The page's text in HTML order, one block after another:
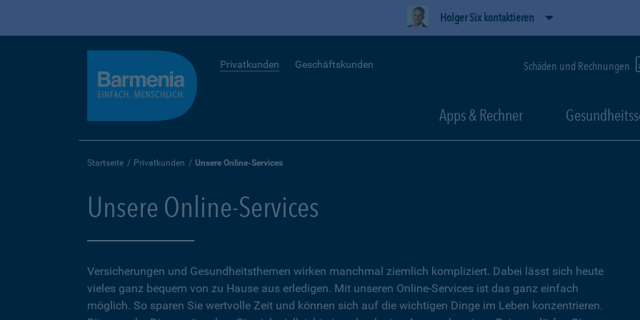
Holger Six kontaktieren
Privatkunden Geschäftskunden Schäden und Rechnungen
Apps & Rechner
Startseite Privatkunden Unsere Online-Services
Unsere Online-Services
Versicherungen und Gesundheitsthemen wirken manchmal ziemlich kompliziert. Dabei lässt sich heute
vieles ganz bequem von zu Hause aus erledigen. Mit unseren Online-Services ist das ganz einfach
möglich. So sparen Sie wertvolle Zeit und können sich auf die wichtigen Dinge im Leben konzentrieren.